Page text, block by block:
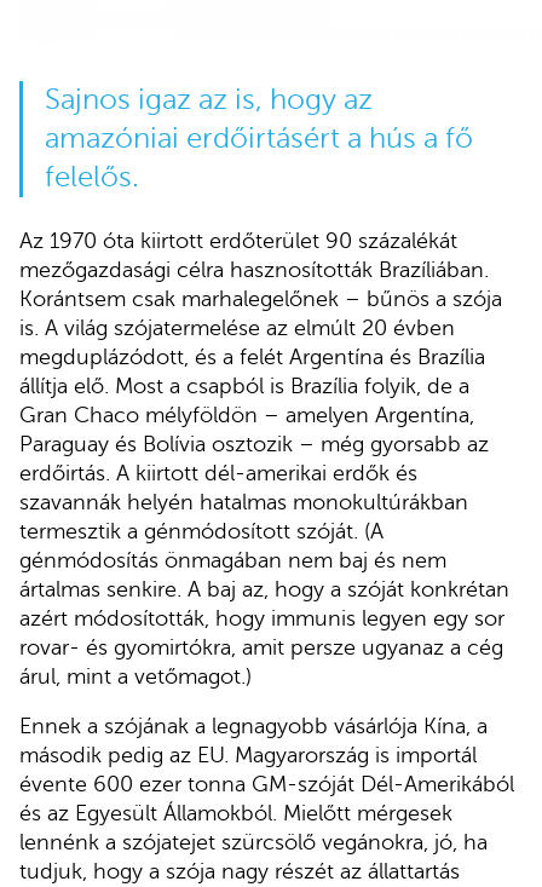
Sajnos igaz az is, hogy az
amazóniai erdőirtásért a hús a fő
felelős.
Az 1970 óta kiirtott erdőterület 90 százalékát
mezőgazdasági célra hasznosították Brazíliában.
Korántsem csak marhalegelőnek – bűnös a szója
is. A világ szójatermelése az elmúlt 20 évben
megduplázódott, és a felét Argentína és Brazília
állítja elő. Most a csapból is Brazília folyik, de a
Gran Chaco mélyföldön – amelyen Argentína,
Paraguay és Bolívia osztozik – még gyorsabb az
erdőirtás. A kiirtott dél-amerikai erdők és
szavannák helyén hatalmas monokultúrákban
termesztik a génmódosított szóját. (A
génmódosítás önmagában nem baj és nem
ártalmas senkire. A baj az, hogy a szóját konkrétan
azért módosították, hogy immunis legyen egy sor
rovar- és gyomirtókra, amit persze ugyanaz a cég
árul, mint a vetőmagot.)
Ennek a szójának a legnagyobb vásárlója Kína, a
második pedig az EU. Magyarország is importál
évente 600 ezer tonna GM-szóját Dél-Amerikából
és az Egyesült Államokból. Mielőtt mérgesek
lennénk a szójatejet szürcsölő vegánokra, jó, ha
tudjuk, hogy a szója nagy részét az állattartás